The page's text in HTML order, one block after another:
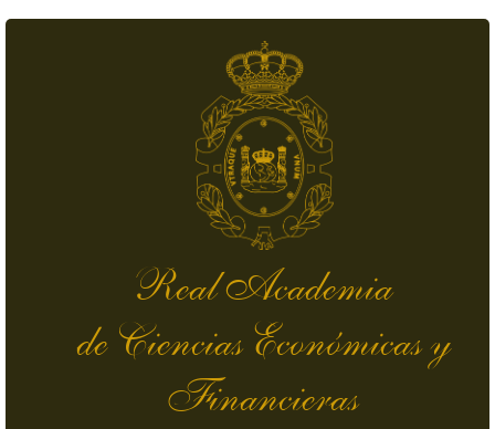
Real Academia
de Ciencias Económicas y
Financieras